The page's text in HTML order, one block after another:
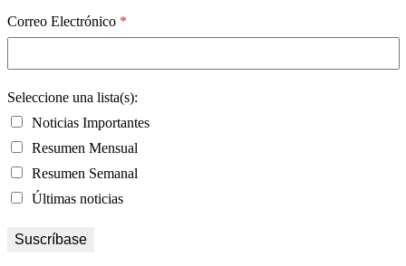
Correo Electrónico *
Seleccione una lista(s):
Noticias Importantes
Resumen Mensual
Resumen Semanal
Últimas noticias